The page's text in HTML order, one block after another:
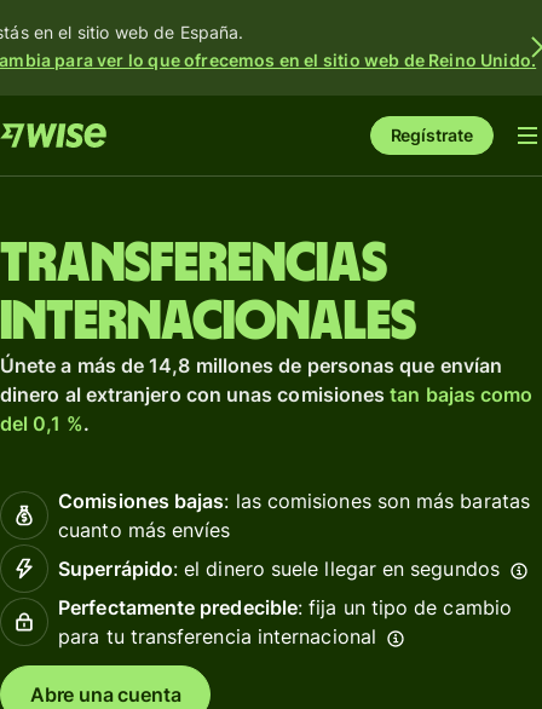
en el sitio web de España.
para ver lo que ofrecemos en el sitio web de Reino Unido.
Regístrate
Transferencias
internacionales
Únete a más de 14,8 millones de personas que envían
dinero al extranjero con unas comisionestan bajas como
del 0,1 %.
Comisiones bajas: las comisiones son más baratas
cuanto más envíes
Superrápido: el dinero suele llegar en segundos
Perfectamente predecible: fija un tipo de cambio
para tu transferencia internacional
Abre una cuenta